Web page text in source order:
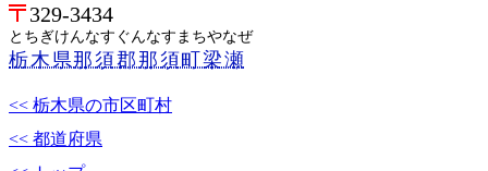
329-3434
とちぎけんなすぐんなすまちやなぜ
栃木県那須郡那須町梁瀬
<< 栃木県の市区町村
<< 都道府県